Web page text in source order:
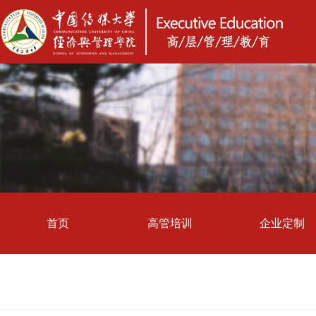
首页 高管培训 企业定制